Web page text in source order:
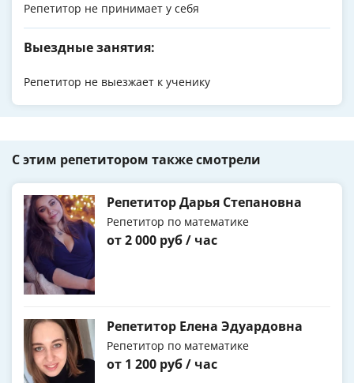
Репетитор не принимает у себя
Выездные занятия:
Репетитор не выезжает к ученику
С этим репетитором также смотрели
Репетитор Дарья Степановна
Репетитор по математике
от 2 000 руб / час
Репетитор Елена Эдуардовна
Репетитор по математике
от 1 200 руб / час